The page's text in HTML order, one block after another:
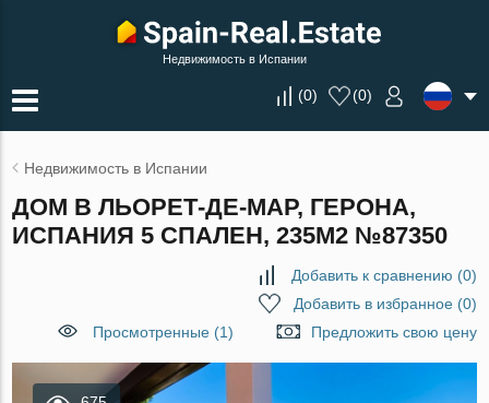
Недвижимость в Испании
(0) (0)
Недвижимость в Испании
ДОМ В ЛЬОРЕТ-ДЕ-МАР, ГЕРОНА,
ИСПАНИЯ 5 СПАЛЕН, 235М2 №87350
Добавить к сравнению (0)
Добавить в избранное(0)
Просмотренные (1)
Предложить свою цену